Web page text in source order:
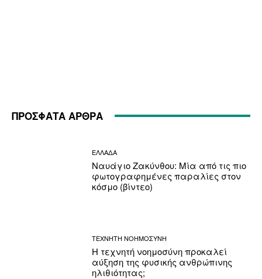
ΠΡΟΣΦΑΤΑ ΑΡΘΡΑ
ΕΛΛΑΔΑ
Ναυάγιο Ζακύνθου: Μία από τις πιο
φωτογραφημένες παραλίες στον
κόσμο (βίντεο)
ΤΕΧΝΗΤΗ ΝΟΗΜΟΣΥΝΗ
Η τεχνητή νοημοσύνη προκαλεί
αύξηση της φυσικής ανθρώπινης
ηλιθιότητας;